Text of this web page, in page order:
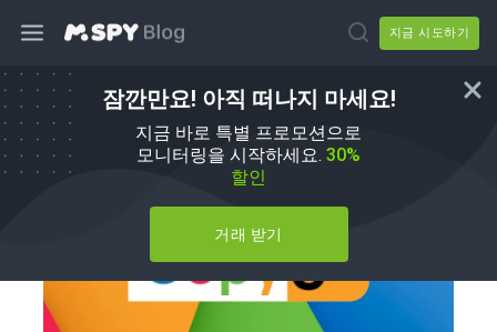
지금 시도하기
잠깐만요! 아직 떠나지 마세요!
지금 바로 특별 프로모션으로
모니터링을 시작하세요. 30%
할인
거래 받기
mSpy 대체품